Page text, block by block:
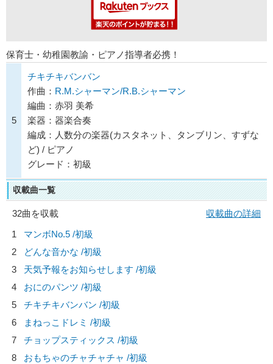
保育士・幼稚園教諭・ピアノ指導者必携！
5
チキチキバンバン
作曲： R.M.シャーマン/R.B.シャーマン
編曲：赤羽 美希
楽器：器楽合奏
編成：人数分の楽器(カスタネット、タンブリン、すずな
ど) / ピアノ
グレード：初級
収載曲一覧
32曲を収載
収載曲の詳細
1
マンボNo.5 /初級
2
どんな音かな /初級
3
天気予報をお知らせします /初級
4
おにのパンツ /初級
5
チキチキバンバン /初級
6
まねっこドレミ /初級
7
チョップスティックス /初級
8
おもちゃのチャチャチャ /初級